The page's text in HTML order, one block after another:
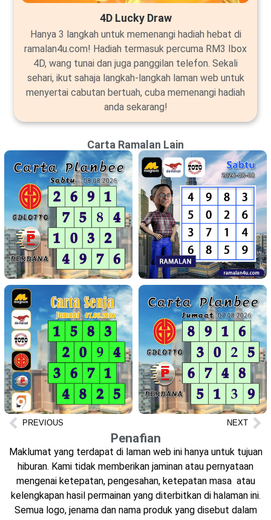
4D Lucky Draw
Hanya 3 langkah untuk memenangi hadiah hebat di
ramalan4u.com! Hadiah termasuk percuma RM3 Ibox
4D, wang tunai dan juga panggilan telefon. Sekali
sehari, ikut sahaja langkah-langkah laman web untuk
menyertai cabutan bertuah, cuba memenangi hadiah
anda sekarang!
Carta Ramalan Lain
PREVIOUS NEXT
Penafian
Maklumat yang terdapat di laman web ini hanya untuk tujuan
hiburan. Kami tidak memberikan jaminan atau pernyataan
mengenai ketepatan, pengesahan, ketepatan masa atau
kelengkapan hasil permainan yang diterbitkan di halaman ini.
Semua logo, jenama dan nama produk yang disebut dalam